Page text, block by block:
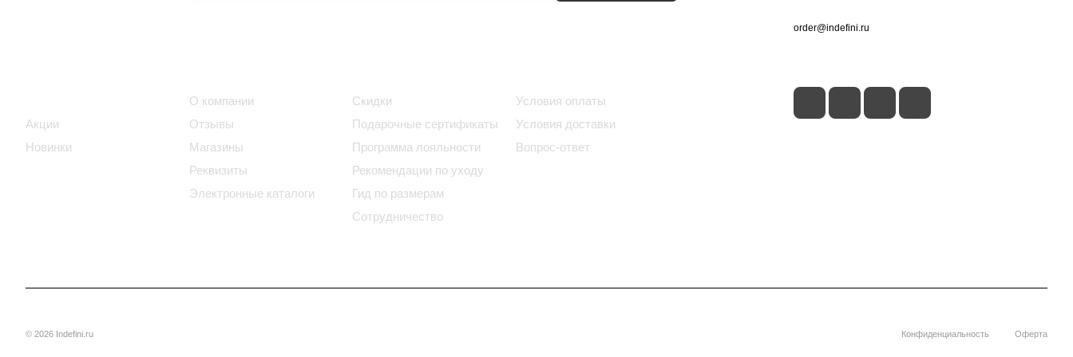
Акции
Новинки
О компании
Отзывы
Магазины
Реквизиты
Электронные каталоги
Скидки
Подарочные сертификаты
Программа лояльности
Рекомендации по уходу
Гид по размерам
Сотрудничество
Условия оплаты
Условия доставки
Вопрос-ответ
order@indefini.ru
© 2026 Indefini.ru Конфиденциальность Оферта